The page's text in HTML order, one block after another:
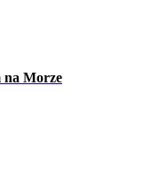
na Morze